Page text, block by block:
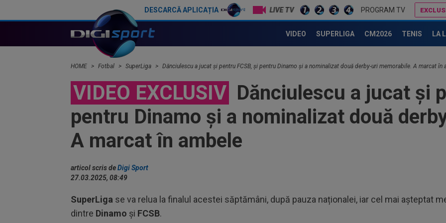
DESCARCĂ APLICAȚIA LIVE TV PROGRAM TV
VIDEO SUPERLIGA CM2026 TENIS LA
HOME Fotbal SuperLiga Dănciulescu a jucat și pentru FCSB, și pentru Dinamo și a nominalizat două derby-uri memorabile. A marcat în
VIDEO EXCLUSIV Dănciulescu a jucat și
pentru Dinamo și a nominalizat două
A marcat în ambele
articol scris deDigi Sport
27.03.2025, 08:49
SuperLiga se va relua la finalul acestei săptămâni, după pauza naționalei, iar cel mai așteptat
dintre Dinamo și FCSB.